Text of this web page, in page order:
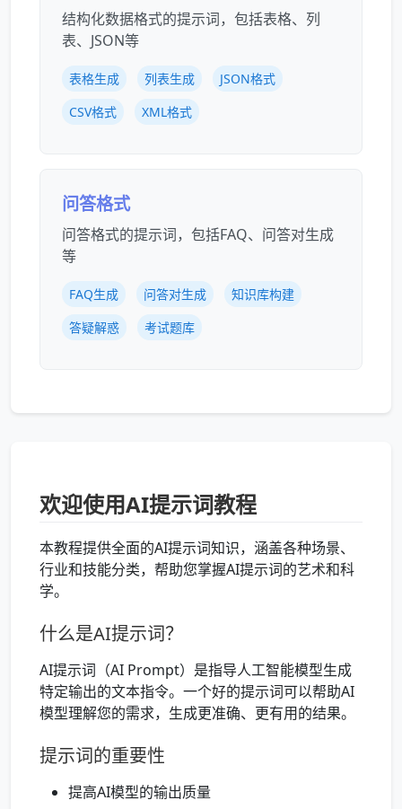
结构化数据格式的提示词，包括表格、列
表、JSON等
表格生成 列表生成
JSON格式
CSV格式
XML格式
问答格式
问答格式的提示词，包括FAQ、问答对生成
等
FAQ生成 问答对生成
知识库构建
答疑解惑
考试题库
欢迎使用AI提示词教程
本教程提供全面的AI提示词知识，涵盖各种场景、
行业和技能分类，帮助您掌握AI提示词的艺术和科
学。
什么是AI提示词？
AI提示词（AI Prompt）是指导人工智能模型生成
特定输出的文本指令。一个好的提示词可以帮助AI
模型理解您的需求，生成更准确、更有用的结果。
提示词的重要性
提高AI模型的输出质量